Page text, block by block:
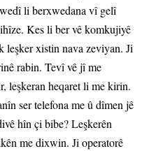
li berxwedana vî gelî
Kes li ber vê komkujiyê
leşker xistin nava zeviyan. Ji
rabin. Tevî vê jî me
leşkeran heqaret li me kirin.
ser telefona me û dîmen jê
hîn çi bibe? Leşkerên
me dixwin. Ji operatorê